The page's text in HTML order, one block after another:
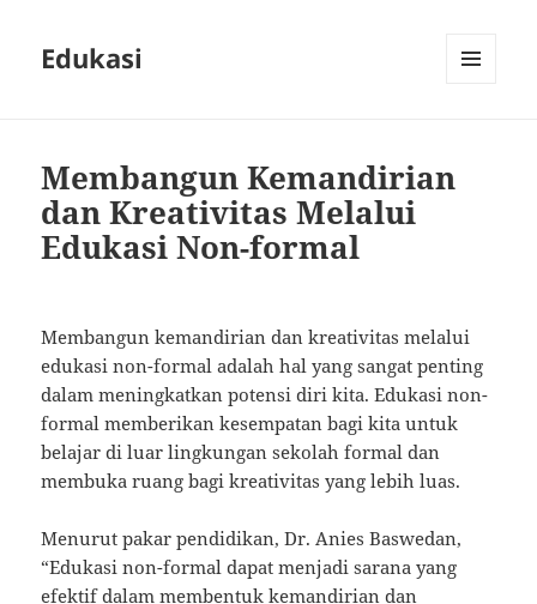
Edukasi
Membangun Kemandirian
dan Kreativitas Melalui
Edukasi Non-formal
Membangun kemandirian dan kreativitas melalui
edukasi non-formal adalah hal yang sangat penting
dalam meningkatkan potensi diri kita. Edukasi non-
formal memberikan kesempatan bagi kita untuk
belajar di luar lingkungan sekolah formal dan
membuka ruang bagi kreativitas yang lebih luas.
Menurut pakar pendidikan, Dr. Anies Baswedan,
“Edukasi non-formal dapat menjadi sarana yang
efektif dalam membentuk kemandirian dan